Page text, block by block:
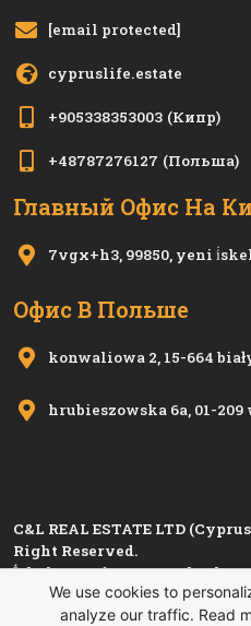
[email protected]
cypruslife.estate
+905338353003 (Кипр)
+48787276127 (Польша)
Главный Офис На
7vgx+h3, 99850, yeni
Офис В Польше
konwaliowa 2, 15-664
hrubieszowska 6a, 01-
C&L REAL ESTATE LTD
Right Reserved.
İskele Esnaf ve Zanaatkarlar
Esnaf ve Zanaatkarlar
kayıtlı üyesidir.
We use cookies to
analyze our traffic. Read